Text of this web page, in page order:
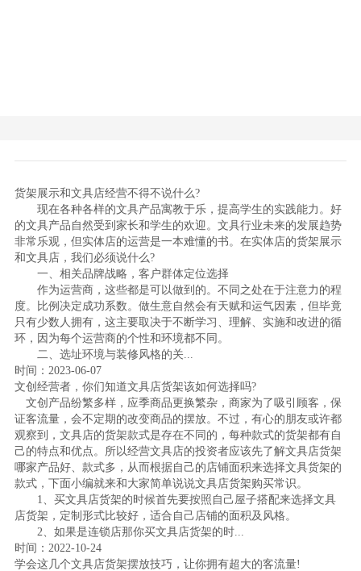
货架展示和文具店经营不得不说什么?
现在各种各样的文具产品寓教于乐，提高学生的实践能力。好
的文具产品自然受到家长和学生的欢迎。文具行业未来的发展趋势
非常乐观，但实体店的运营是一本难懂的书。在实体店的货架展示
和文具店，我们必须说什么?
一、相关品牌战略，客户群体定位选择
作为运营商，这些都是可以做到的。不同之处在于注意力的程
度。比例决定成功系数。做生意自然会有天赋和运气因素，但毕竟
只有少数人拥有，这主要取决于不断学习、理解、实施和改进的循
环，因为每个运营商的个性和环境都不同。
二、选址环境与装修风格的关...
时间：2023-06-07
文创经营者，你们知道文具店货架该如何选择吗?
文创产品纷繁多样，应季商品更换繁杂，商家为了吸引顾客，保
证客流量，会不定期的改变商品的摆放。不过，有心的朋友或许都
观察到，文具店的货架款式是存在不同的，每种款式的货架都有自
己的特点和优点。所以经营文具店的投资者应该先了解文具店货架
哪家产品好、款式多，从而根据自己的店铺面积来选择文具货架的
款式，下面小编就来和大家简单说说文具店货架购买常识。
1、买文具店货架的时候首先要按照自己屋子搭配来选择文具
店货架，定制形式比较好，适合自己店铺的面积及风格。
2、如果是连锁店那你买文具店货架的时...
时间：2022-10-24
学会这几个文具店货架摆放技巧，让你拥有超大的客流量!